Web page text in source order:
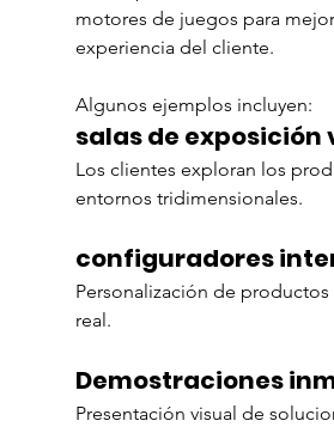
motores de juegos para
experiencia del cliente.
Algunos ejemplos incluyen:
salas de
Los clientes exploran los
entornos tridimensionales.
configuradores
Personalización de
real.
Demostraciones
Presentación visual de